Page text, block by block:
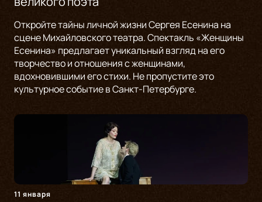
Откройте тайны личной жизни Сергея Есенина на
сцене Михайловского театра. Спектакль «Женщины
Есенина» предлагает уникальный взгляд на его
творчество и отношения с женщинами,
вдохновившими его стихи. Не пропустите это
культурное событие в Санкт-Петербурге.
11 января